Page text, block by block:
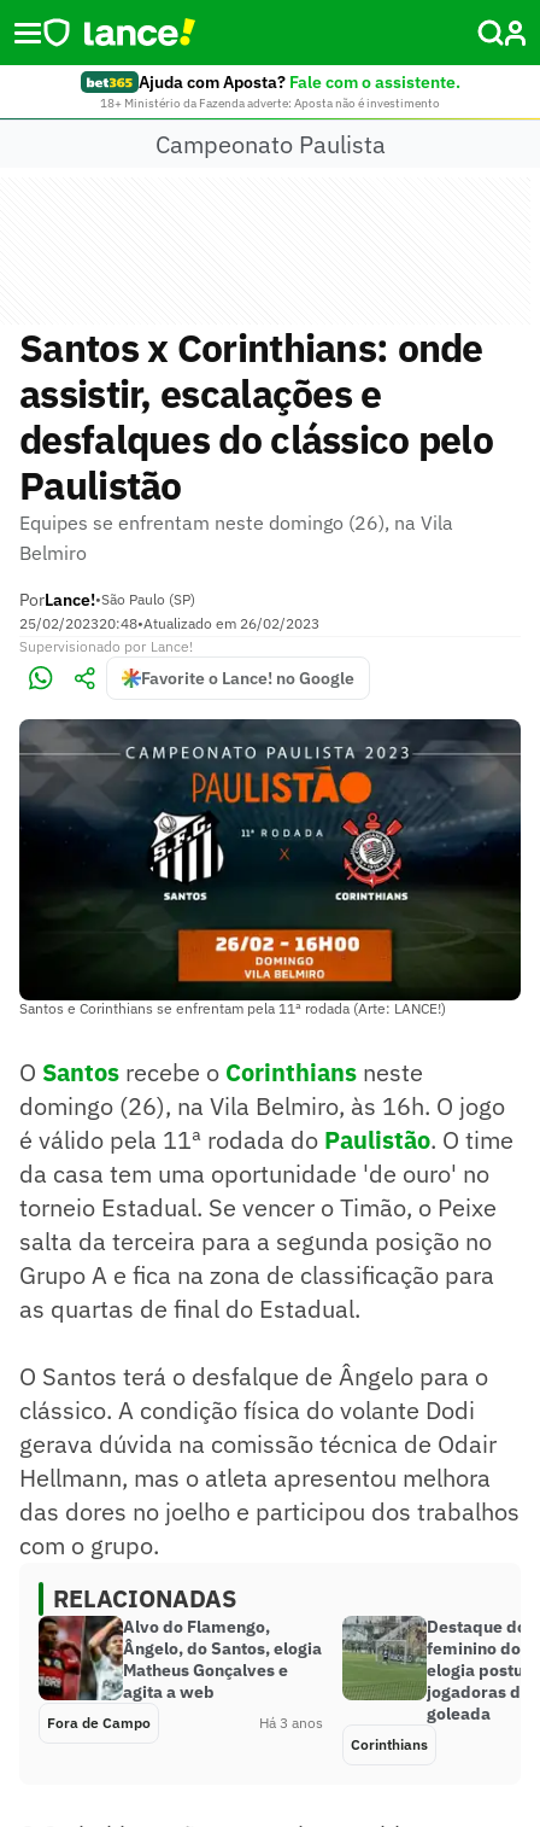
Ajuda com Aposta? Fale com o assistente.
18+ Ministério da Fazenda adverte: Aposta não é investimento
Campeonato Paulista
Santos x Corinthians: onde
assistir, escalações e
desfalques do clássico pelo
Paulistão
Equipes se enfrentam neste domingo (26), na Vila
Belmiro
PorLance!•São Paulo (SP)
25/02/202320:48•Atualizado em 26/02/2023
Supervisionado por Lance!
Favorite o Lance! no Google
Santos e Corinthians se enfrentam pela 11ª rodada (Arte: LANCE!)
O Santos recebe o Corinthians neste
domingo (26), na Vila Belmiro, às 16h. O jogo
é válido pela 11ª rodada do Paulistão. O time
da casa tem uma oportunidade 'de ouro' no
torneio Estadual. Se vencer o Timão, o Peixe
salta da terceira para a segunda posição no
Grupo A e fica na zona de classificação para
as quartas de final do Estadual.
O Santos terá o desfalque de Ângelo para o
clássico. A condição física do volante Dodi
gerava dúvida na comissão técnica de Odair
Hellmann, mas o atleta apresentou melhora
das dores no joelho e participou dos trabalhos
com o grupo.
RELACIONADAS
Alvo do Flamengo,
Ângelo, do Santos, elogia
Matheus Gonçalves e
agita a web
Fora de Campo Há 3 anos
Destaque do
feminino do
elogia
jogadoras do
goleada
Corinthians